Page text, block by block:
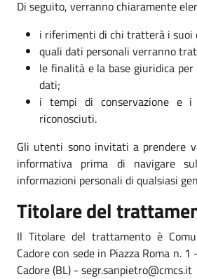
Di seguito, verranno chiaramente
i riferimenti di chi tratterà i suoi
quali dati personali verranno
le finalità e la base giuridica
dati;
i tempi di conservazione e
riconosciuti.
Gli utenti sono invitati a prendere
informativa prima di navigare
informazioni personali di qualsiasi
Titolare del
Il Titolare del trattamento è
Cadore con sede in Piazza Roma n.
Cadore (BL) - segr.sanpietro@cmcs.it